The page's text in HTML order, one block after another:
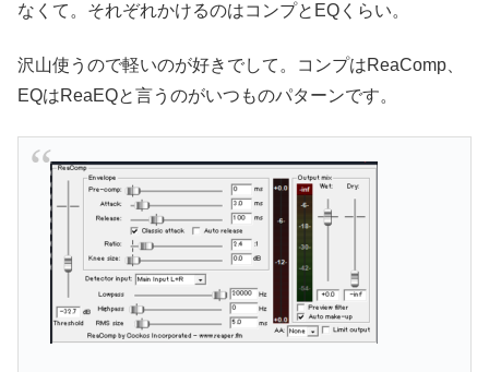
なくて。それぞれかけるのはコンプとEQくらい。
沢山使うので軽いのが好きでして。コンプはReaComp、
EQはReaEQと言うのがいつものパターンです。